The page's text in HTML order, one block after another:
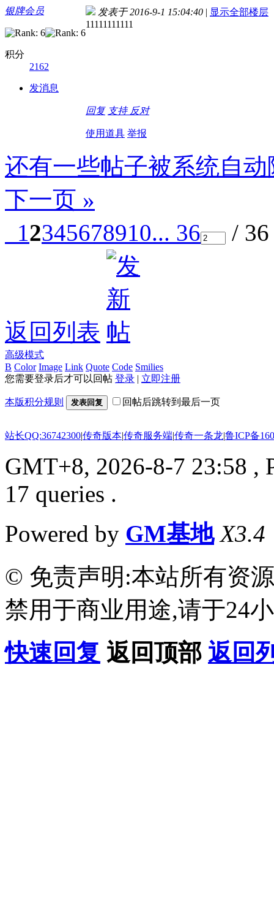
银牌会员
积分
2162
发消息
发表于 2016-9-1 15:04:40 | 显示全部楼层
11111111111
回复 支持 反对
使用道具 举报
还有一些帖子被系统自
下一页 »
12345678910... 36 /
返回列表
高级模式
B Color Image Link Quote Code Smilies
您需要登录后才可以回帖 登录 | 立即注册
本版积分规则 发表回复 回帖后跳转到最后一页
站长QQ:36742300|传奇版本|传奇服务端|传奇一条龙|鲁ICP备
GMT+8, 2026-8-7 23:58 ,
17 queries .
Powered by GM基地 X3.4
© 免责声明:本站所有资
禁用于商业用途,请于24
快速回复 返回顶部 返回